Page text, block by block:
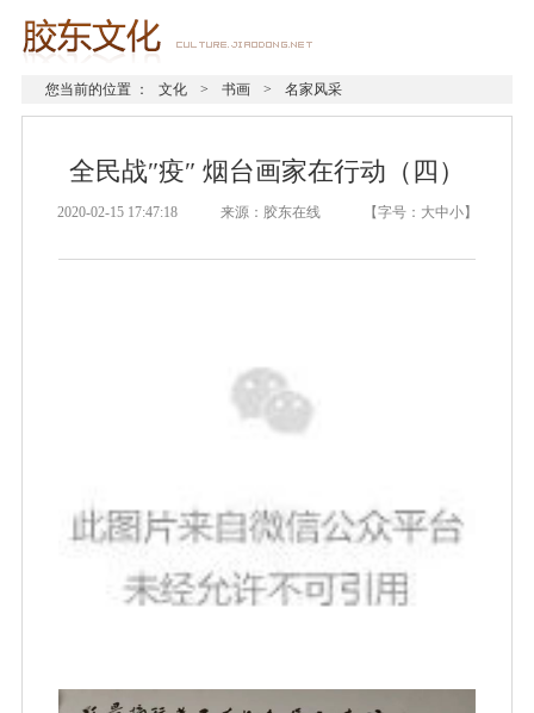
您当前的位置 ： 文化 > 书画 > 名家风采
全民战″疫″ 烟台画家在行动（四）
2020-02-15 17:47:18 来源：胶东在线 【字号： 大中小】